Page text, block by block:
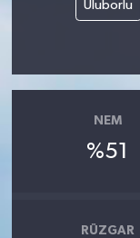
Uluborlu
NEM
%51
RÜZGAR